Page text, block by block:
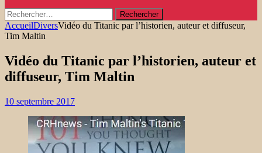
Rechercher :
AccueilDiversVidéo du Titanic par l’historien, auteur et diffuseur,
Tim Maltin
Vidéo du Titanic par l’historien, auteur et
diffuseur, Tim Maltin
10 septembre 2017